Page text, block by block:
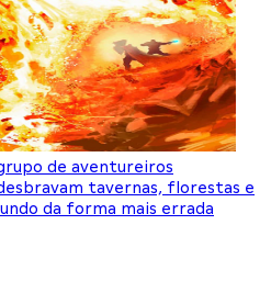
de aventureiros
tavernas, florestas e
da forma mais errada